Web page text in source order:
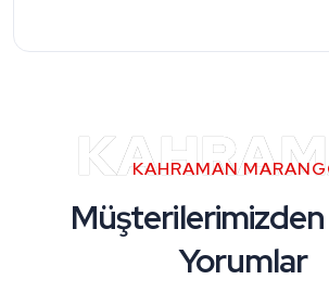
KAHRAMAN
Yorumlar